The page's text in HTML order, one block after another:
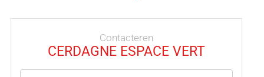
Contacteren
CERDAGNE ESPACE VERT